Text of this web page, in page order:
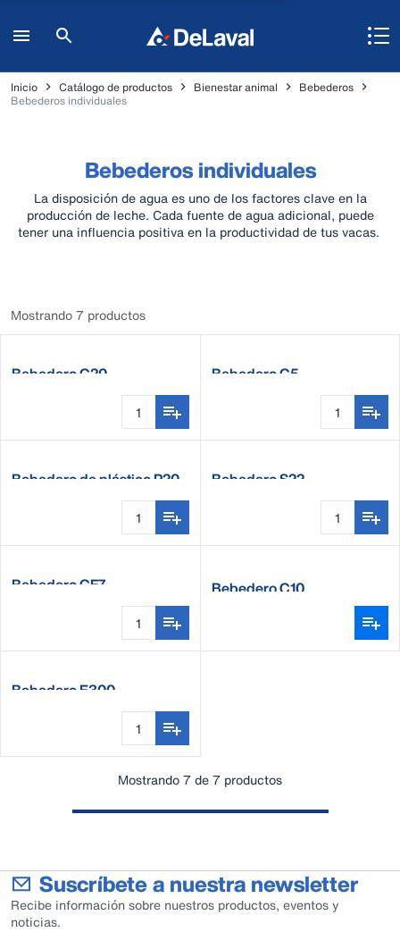
Inicio Catálogo de productos Bienestar animal
Bebederos
Bebederos individuales
Bebederos individuales
La disposición de agua es uno de los factores clave en la
producción de leche. Cada fuente de agua adicional, puede
tener una influencia positiva en la productividad de tus vacas.
Mostrando 7 productos
Bebedero C20 Bebedero C5
Bebedero de plástico P20 Bebedero S22
Bebedero CF7 Bebedero C10
Bebedero E300
Mostrando 7 de 7 productos
Suscríbete a nuestra newsletter
Recibe información sobre nuestros productos, eventos y
noticias.